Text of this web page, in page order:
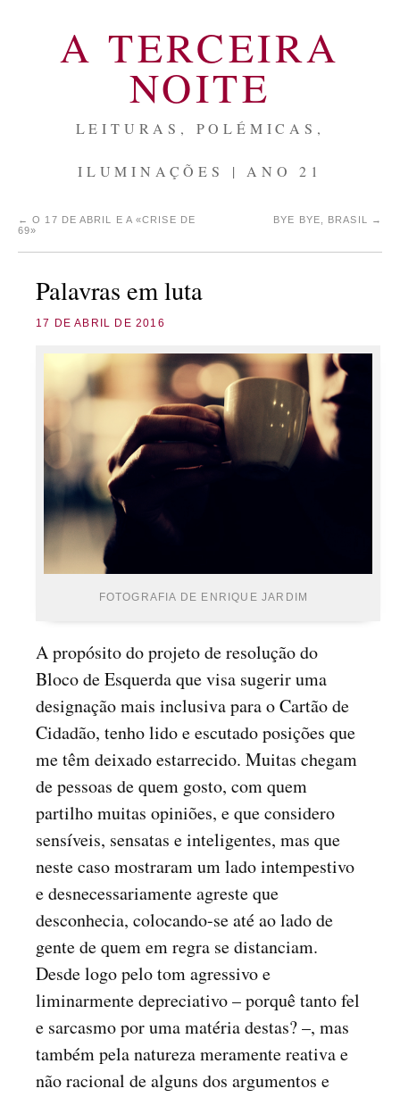
A TERCEIRA
NOITE
LEITURAS, POLÉMICAS,
ILUMINAÇÕES | ANO 21
← O 17 DE ABRIL E A «CRISE DE
69»
BYE BYE, BRASIL →
Palavras em luta
17 DE ABRIL DE 2016
FOTOGRAFIA DE ENRIQUE JARDIM
A propósito do projeto de resolução do
Bloco de Esquerda que visa sugerir uma
designação mais inclusiva para o Cartão de
Cidadão, tenho lido e escutado posições que
me têm deixado estarrecido. Muitas chegam
de pessoas de quem gosto, com quem
partilho muitas opiniões, e que considero
sensíveis, sensatas e inteligentes, mas que
neste caso mostraram um lado intempestivo
e desnecessariamente agreste que
desconhecia, colocando-se até ao lado de
gente de quem em regra se distanciam.
Desde logo pelo tom agressivo e
liminarmente depreciativo – porquê tanto fel
e sarcasmo por uma matéria destas? –, mas
também pela natureza meramente reativa e
não racional de alguns dos argumentos e